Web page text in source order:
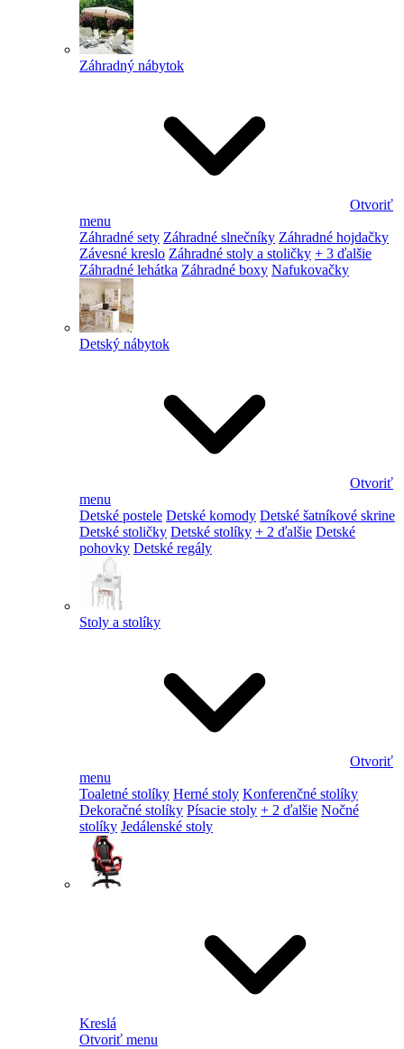
Záhradný nábytok
Otvoriť
menu
Záhradné sety Záhradné slnečníky Záhradné hojdačky
Závesné kreslo Záhradné stoly a stoličky + 3 ďalšie
Záhradné lehátka Záhradné boxy Nafukovačky
Detský nábytok
Otvoriť
menu
Detské postele Detské komody Detské šatníkové skrine
Detské stoličky Detské stolíky + 2 ďalšie Detské
pohovky Detské regály
Stoly a stolíky
Otvoriť
menu
Toaletné stolíky Herné stoly Konferenčné stolíky
Dekoračné stolíky Písacie stoly + 2 ďalšie Nočné
stolíky Jedálenské stoly
Kreslá
Otvoriť menu